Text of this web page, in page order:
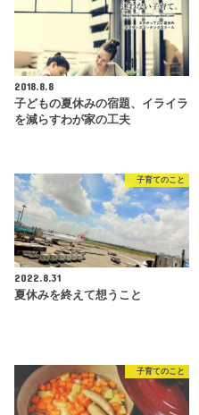
2018.8.8
子どもの夏休みの宿題、イライラ
を減らすわが家の工夫
子育てのこと
2022.8.31
夏休みを終えて想うこと
子育てのこと